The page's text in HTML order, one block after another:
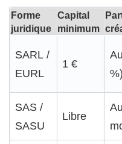
Forme
juridique
Capital
minimum
SARL /
EURL
1 €
%)
SAS /
SASU
Libre